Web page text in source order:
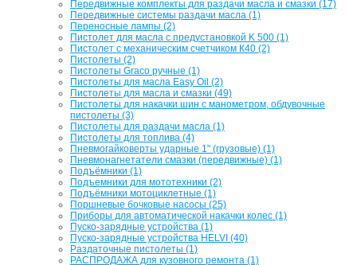
Передвижные комплекты для раздачи масла и смазки (17)
Передвижные системы раздачи масла (1)
Переносные лампы (2)
Пистолет для масла с предустановкой K 500 (1)
Пистолет с механическим счетчиком К40 (2)
Пистолеты (2)
Пистолеты Graco ручные (1)
Пистолеты для масла Easy Oil (2)
Пистолеты для масла и смазки (49)
Пистолеты для накачки шин с манометром, обдувочные
пистолеты (3)
Пистолеты для раздачи масла (1)
Пистолеты для топлива (4)
Пневмогайковерты ударные 1" (грузовые) (1)
Пневмонагнетатели смазки (передвижные) (1)
Подъёмники (1)
Подъемники для мототехники (2)
Подъёмники мотоциклетные (1)
Поршневые бочковые насосы (25)
Приборы для автоматической накачки колес (1)
Пуско-зарядные устройства (1)
Пуско-зарядные устройства HELVI (40)
Раздаточные пистолеты (1)
РАСПРОДАЖА для кузовного ремонта (1)